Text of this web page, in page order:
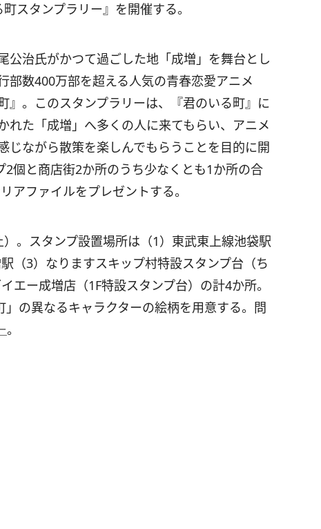
スタンプラリー』を開催する。
公治氏がかつて過ごした地「成増」を舞台とし
部数400万部を超える人気の青春恋愛アニメ
』。このスタンプラリーは、『君のいる町』に
れた「成増」へ多くの人に来てもらい、アニメ
じながら散策を楽しんでもらうことを目的に開
個と商店街2か所のうち少なくとも1か所の合
アファイルをプレゼントする。
。スタンプ設置場所は（1）東武東上線池袋駅
（3）なりますスキップ村特設スタンプ台（ち
エー成増店（1F特設スタンプ台）の計4か所。
の異なるキャラクターの絵柄を用意する。問
。